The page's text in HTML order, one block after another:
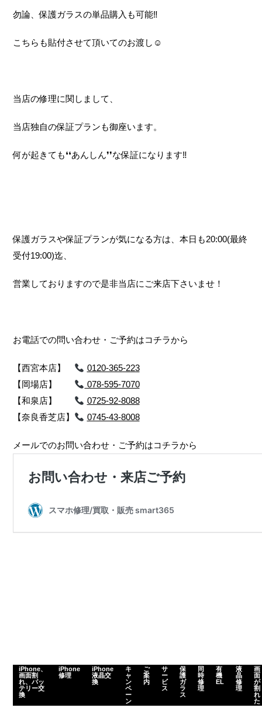
勿論、保護ガラスの単品購入も可能‼
こちらも貼付させて頂いてのお渡し☺
当店の修理に関しまして、
当店独自の保証プランも御座います。
何が起きても❛❛あんしん❜❜な保証になります‼
保護ガラスや保証プランが気になる方は、本日も20:00(最終
受付19:00)迄、
営業しておりますので是非当店にご来店下さいませ！
お電話での問い合わせ・ご予約はコチラから
【西宮本店】
0120-365-223
【岡場店】
078-595-7070
【和泉店】
0725-92-8088
【奈良香芝店】
0745-43-8008
メールでのお問い合わせ・ご予約はコチラから
iPhone、
画面割
れ、バッ
テリー交
換
iPhone
修理
iPhone
液晶交
換
キ
ャ
ン
ペ
ー
ン
ご
案
内
サ
ー
ビ
ス
保
護
ガ
ラ
ス
同
時
修
理
有
機
EL
液
晶
修
理
画
面
が
割
れ
た